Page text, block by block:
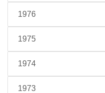
1976
1975
1974
1973